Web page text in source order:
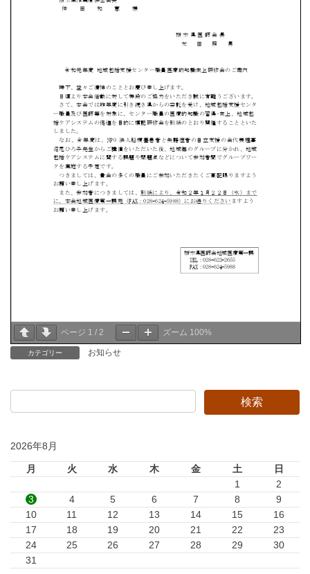
ページ 1 / 2 ズーム 100%
カテゴリー お知らせ
2026年8月
月 火 水 木 金 土
日
1
2
3
4 5 6 7 8
9
10
11 12 13 14 15
16
17
18 19 20 21 22
23
24
25 26 27 28 29
30
31